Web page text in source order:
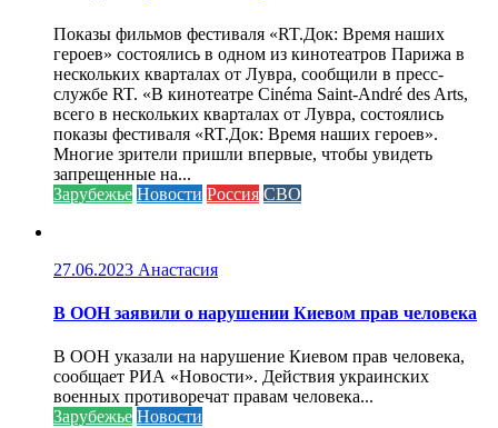
Показы фильмов фестиваля «RT.Док: Время наших
героев» состоялись в одном из кинотеатров Парижа в
нескольких кварталах от Лувра, сообщили в пресс-
службе RT. «В кинотеатре Cinéma Saint-André des Arts,
всего в нескольких кварталах от Лувра, состоялись
показы фестиваля «RT.Док: Время наших героев».
Многие зрители пришли впервые, чтобы увидеть
запрещенные на...
Зарубежье Новости Россия СВО
27.06.2023 Анастасия
В ООН заявили о нарушении Киевом прав человека
В ООН указали на нарушение Киевом прав человека,
сообщает РИА «Новости». Действия украинских
военных противоречат правам человека...
Зарубежье Новости